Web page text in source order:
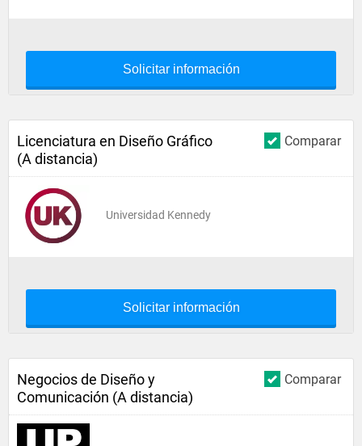
Solicitar información
Comparar
Licenciatura en Diseño Gráfico
(A distancia)
Universidad Kennedy
Solicitar información
Comparar
Negocios de Diseño y
Comunicación (A distancia)